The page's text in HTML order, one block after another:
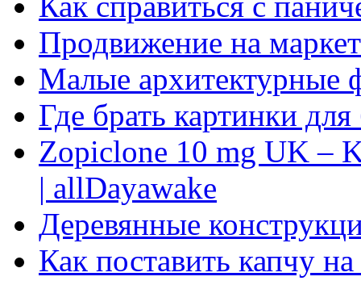
Продвижение на
Малые архитектурные
Где брать картинки
Zopiclone 10 mg UK –
| allDayawake
Деревянные
Как поставить капчу